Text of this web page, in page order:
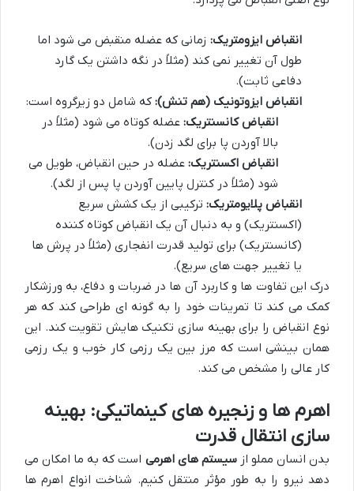
انقباض ایزومتریک: زمانی که عضله منقبض می شود اما
طول آن تغییر نمی کند (مثلاً در نگه داشتن یک گارد
دفاعی ثابت).
انقباض ایزوتونیک (هم تنش): که شامل دو زیرگروه است:
انقباض کانسنتریک: عضله کوتاه می شود (مثلاً در
بالا آوردن پا برای لگد زدن).
انقباض اکسنتریک: عضله در حین انقباض، طویل می
شود (مثلاً در کنترل پایین آوردن پا پس از لگد).
انقباض پلایومتریک: ترکیبی از یک کشش سریع
(اکسنتریک) و به دنبال آن یک انقباض کوتاه کننده
(کانسنتریک) برای تولید قدرت انفجاری (مثلاً در پرش ها
یا تغییر جهت های سریع).
درک این تفاوت ها و کاربرد آن ها در ضربات و دفاع، به ورزشکار
کمک می کند تا تمرینات خود را به گونه ای طراحی کند که هر
نوع انقباض را برای بهینه سازی تکنیک هایش تقویت کند. این
همان بینشی است که مرز بین یک رزمی کار خوب و یک رزمی
کار عالی را مشخص می کند.
اهرم ها و زنجیره های کینماتیکی: بهینه
سازی انتقال قدرت
بدن انسان مملو ازسیستم های اهرمی است که به ما امکان می
دهد نیرو را به طور مؤثر منتقل کنیم. شناخت انواع اهرم ها